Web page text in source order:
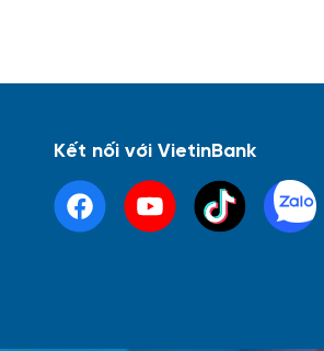
Kết nối với VietinBank